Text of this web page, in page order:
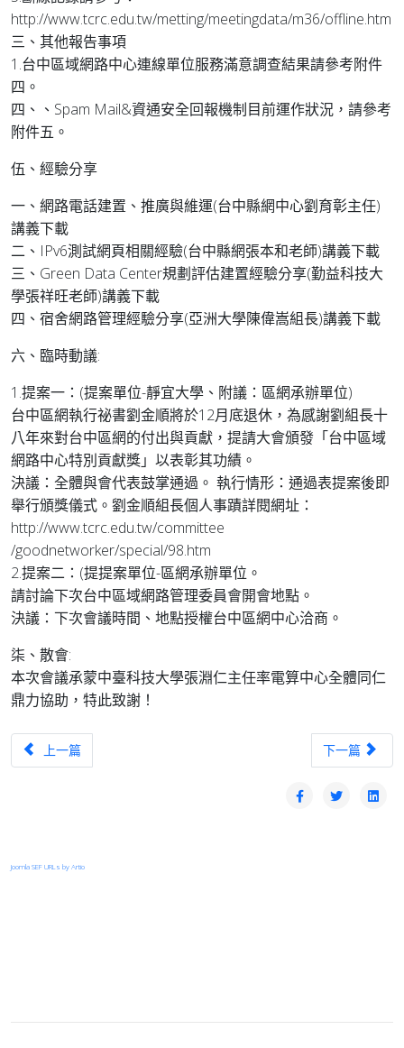
http://www.tcrc.edu.tw/metting/meetingdata/m36/offline.htm
三、其他報告事項
1.台中區域網路中心連線單位服務滿意調查結果請參考附件
四。
四、、Spam Mail&資通安全回報機制目前運作狀況，請參考
附件五。
伍、經驗分享
一、網路電話建置、推廣與維運(台中縣網中心劉育彰主任)
講義下載
二、IPv6測試網頁相關經驗(台中縣網張本和老師)講義下載
三、Green Data Center規劃評估建置經驗分享(勤益科技大
學張祥旺老師)講義下載
四、宿舍網路管理經驗分享(亞洲大學陳偉嵩組長)講義下載
六、臨時動議:
1.提案一：(提案單位-靜宜大學、附議：區網承辦單位)
台中區網執行祕書劉金順將於12月底退休，為感謝劉組長十
八年來對台中區網的付出與貢獻，提請大會頒發「台中區域
網路中心特別貢獻獎」以表彰其功績。
決議：全體與會代表鼓掌通過。 執行情形：通過表提案後即
舉行頒獎儀式。劉金順組長個人事蹟詳閱網址：
http://www.tcrc.edu.tw/committee
/goodnetworker/special/98.htm
2.提案二：(提提案單位-區網承辦單位。
請討論下次台中區域網路管理委員會開會地點。
決議：下次會議時間、地點授權台中區網中心洽商。
柒、散會:
本次會議承蒙中臺科技大學張淵仁主任率電算中心全體同仁
鼎力協助，特此致謝！
上一篇文章：管理委員會第三十七次會議
上一篇 下一篇文章：
下一篇
Joomla SEF URLs by Artio